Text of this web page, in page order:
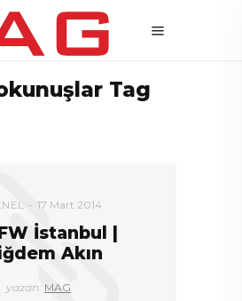
Tag
17 Mart 2014
İstanbul |
Akın
yazan: MAG